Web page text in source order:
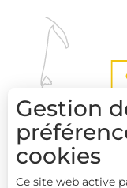
Gestion
cookies
Ce site web active